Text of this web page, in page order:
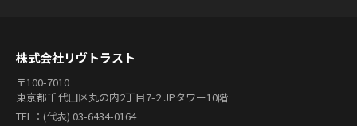
株式会社リヴトラスト
〒100-7010
東京都千代田区丸の内2丁目7-2 JPタワー10階
TEL：(代表) 03-6434-0164